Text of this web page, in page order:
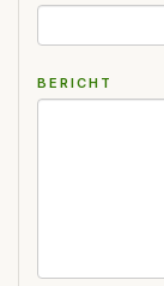
BERICHT